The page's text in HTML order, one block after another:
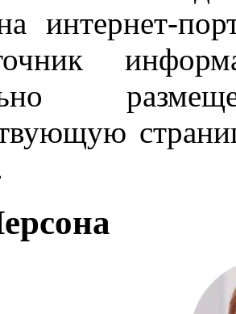
интернет-